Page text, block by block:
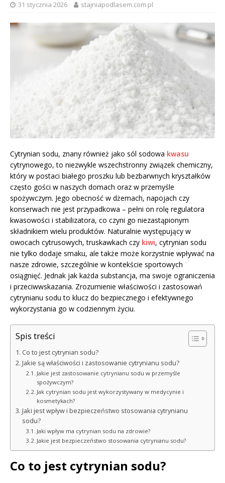
31 stycznia 2026 stajniapodlasem.com.pl
Cytrynian sodu, znany również jako sól sodowa kwasu
cytrynowego, to niezwykle wszechstronny związek chemiczny,
który w postaci białego proszku lub bezbarwnych kryształków
często gości w naszych domach oraz w przemyśle
spożywczym. Jego obecność w dżemach, napojach czy
konserwach nie jest przypadkowa – pełni on rolę regulatora
kwasowości i stabilizatora, co czyni go niezastąpionym
składnikiem wielu produktów. Naturalnie występujący w
owocach cytrusowych, truskawkach czy kiwi, cytrynian sodu
nie tylko dodaje smaku, ale także może korzystnie wpływać na
nasze zdrowie, szczególnie w kontekście sportowych
osiągnięć. Jednak jak każda substancja, ma swoje ograniczenia
i przeciwwskazania. Zrozumienie właściwości i zastosowań
cytrynianu sodu to klucz do bezpiecznego i efektywnego
wykorzystania go w codziennym życiu.
Spis treści
Co to jest cytrynian sodu?
Jakie są właściwości i zastosowanie cytrynianu sodu?
Jakie jest zastosowanie cytrynianu sodu w przemyśle
spożywczym?
Jak cytrynian sodu jest wykorzystywany w medycynie i
kosmetykach?
Jaki jest wpływ i bezpieczeństwo stosowania cytrynianu
sodu?
Jaki wpływ ma cytrynian sodu na zdrowie?
Jakie jest bezpieczeństwo stosowania cytrynianu sodu?
Co to jest cytrynian sodu?